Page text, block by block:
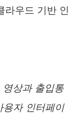
라우드 기반 인
상과 출입통
자 인터페이